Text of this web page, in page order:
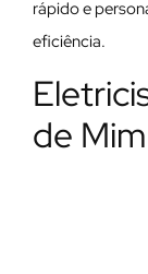
rápido e
eficiência.
de